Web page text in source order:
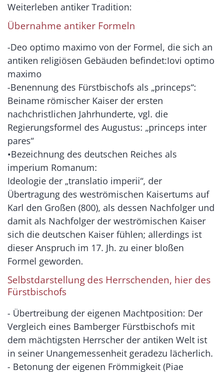
Weiterleben antiker Tradition:
Übernahme antiker Formeln
-Deo optimo maximo von der Formel, die sich an
antiken religiösen Gebäuden befindet:Iovi optimo
maximo
-Benennung des Fürstbischofs als „princeps“:
Beiname römischer Kaiser der ersten
nachchristlichen Jahrhunderte, vgl. die
Regierungsformel des Augustus: „princeps inter
pares“
•Bezeichnung des deutschen Reiches als
imperium Romanum:
Ideologie der „translatio imperii“, der
Übertragung des weströmischen Kaisertums auf
Karl den Großen (800), als dessen Nachfolger und
damit als Nachfolger der weströmischen Kaiser
sich die deutschen Kaiser fühlen; allerdings ist
dieser Anspruch im 17. Jh. zu einer bloßen
Formel geworden.
Selbstdarstellung des Herrschenden, hier des
Fürstbischofs
- Übertreibung der eigenen Machtposition: Der
Vergleich eines Bamberger Fürstbischofs mit
dem mächtigsten Herrscher der antiken Welt ist
in seiner Unangemessenheit geradezu lächerlich.
- Betonung der eigenen Frömmigkeit (Piae